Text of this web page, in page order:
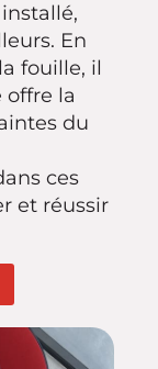
En
fouille, il
offre la
du
ces
et réussir